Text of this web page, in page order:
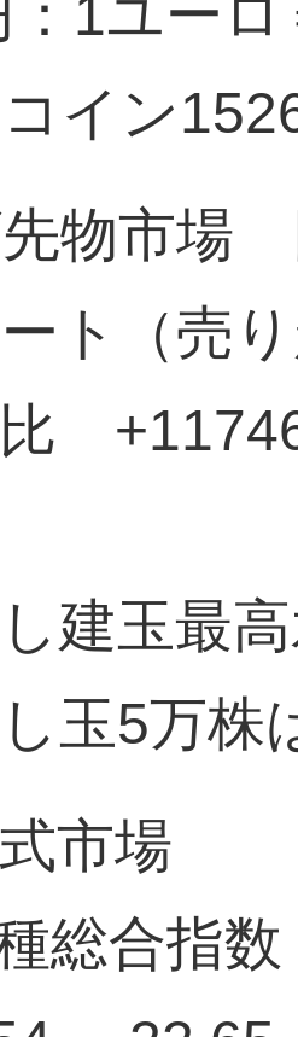
：1ユー
コイン
先物市
ト（売
比
建玉最
玉5万株
市場
総合指